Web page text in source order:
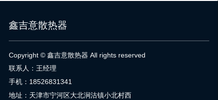
鑫吉意散热器
Copyright © 鑫吉意散热器 All rights reserved
联系人：王经理
手机：18526831341
地址：天津市宁河区大北涧沽镇小北村西